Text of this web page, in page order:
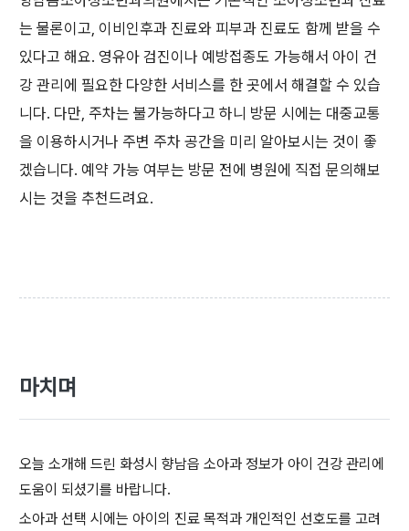
는 물론이고, 이비인후과 진료와 피부과 진료도 함께 받을 수
있다고 해요. 영유아 검진이나 예방접종도 가능해서 아이 건
강 관리에 필요한 다양한 서비스를 한 곳에서 해결할 수 있습
니다. 다만, 주차는 불가능하다고 하니 방문 시에는 대중교통
을 이용하시거나 주변 주차 공간을 미리 알아보시는 것이 좋
겠습니다. 예약 가능 여부는 방문 전에 병원에 직접 문의해보
시는 것을 추천드려요.
마치며
오늘 소개해 드린 화성시 향남읍 소아과 정보가 아이 건강 관리에
도움이 되셨기를 바랍니다.
소아과 선택 시에는 아이의 진료 목적과 개인적인 선호도를 고려